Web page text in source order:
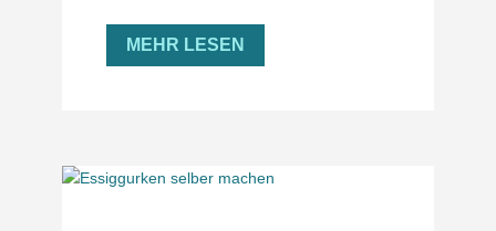
MEHR LESEN